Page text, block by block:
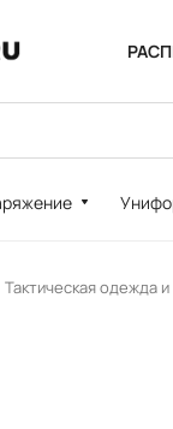
Тактическая одежда